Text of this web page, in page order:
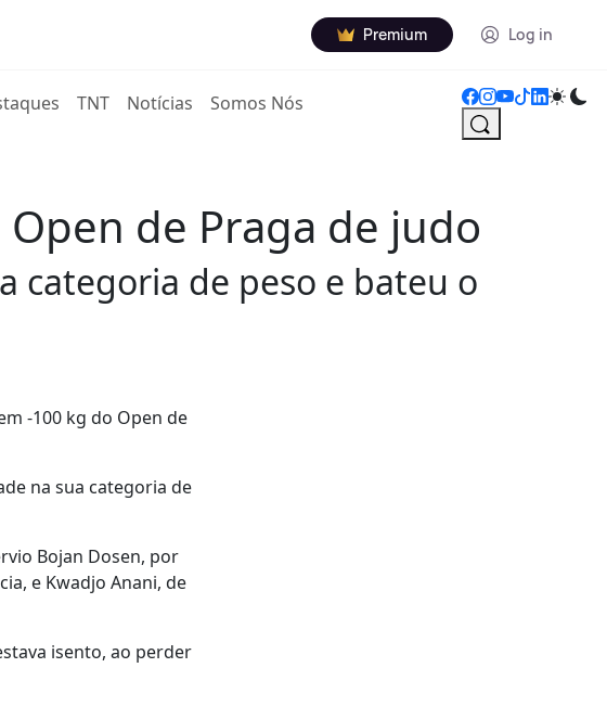
Premium Log in
TNT Notícias Somos Nós
de Praga de judo
categoria de peso e bateu o
-100 kg do Open de
na sua categoria de
Bojan Dosen, por
e Kwadjo Anani, de
isento, ao perder